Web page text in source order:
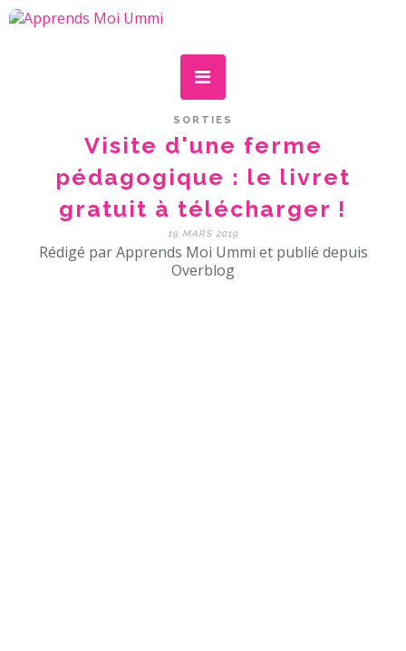
SORTIES
Visite d'une ferme
pédagogique : le livret
gratuit à télécharger !
19 MARS 2019
Rédigé par Apprends Moi Ummi et publié depuis
Overblog